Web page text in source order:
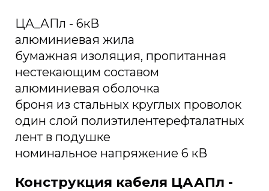
ЦА_АПл - 6кВ
алюминиевая жила
бумажная изоляция, пропитанная
нестекающим составом
алюминиевая оболочка
броня из стальных круглых проволок
один слой полиэтилентерефталатных
лент в подушке
номинальное напряжение 6 кВ
Конструкция кабеля ЦААПл -